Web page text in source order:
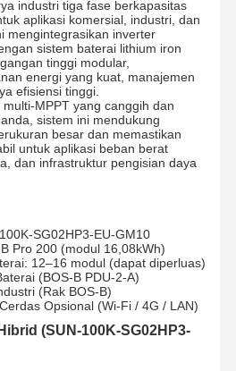
industri tiga fase berkapasitas
aplikasi komersial, industri, dan
mengintegrasikan inverter
sistem baterai lithium iron
tinggi modular,
energi yang kuat, manajemen
efisiensi tinggi.
MPPT yang canggih dan
sistem ini mendukung
besar dan memastikan
untuk aplikasi beban berat
dan infrastruktur pengisian daya
SG02HP3-EU-GM10
Pro 200 (modul 16,08kWh)
12–16 modul (dapat diperluas)
(BOS-B PDU-2-A)
(Rak BOS-B)
Opsional (Wi-Fi / 4G / LAN)
(SUN-100K-SG02HP3-